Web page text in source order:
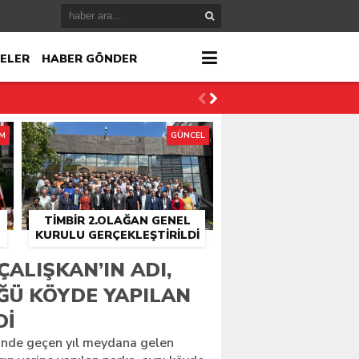
HABER GÖNDER
TİMBİR 2.OLAĞAN GENEL
KURULU GERÇEKLEŞTIRILDI
GÜNCEL
ADI,
KÖYDE YAPILAN
geçen yıl meydana gelen